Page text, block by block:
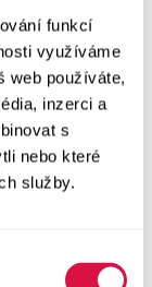
funkcí
využíváme
web používáte,
inzerci a
s
nebo které
služby.